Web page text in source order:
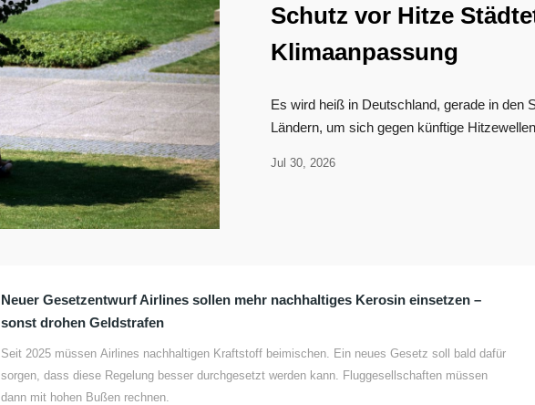
Schutz vor Hitze
Klimaanpassung
Es wird heiß in Deutschland, gerade in den
Ländern, um sich gegen künftige
Jul 30, 2026
Neuer Gesetzentwurf Airlines sollen mehr nachhaltiges Kerosin einsetzen –
sonst drohen Geldstrafen
Seit 2025 müssen Airlines nachhaltigen Kraftstoff beimischen. Ein neues Gesetz soll bald dafür
sorgen, dass diese Regelung besser durchgesetzt werden kann. Fluggesellschaften müssen
dann mit hohen Bußen rechnen.